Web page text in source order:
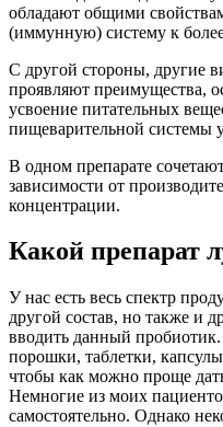
обладают общими
(иммунную) систему к
С другой стороны, другие
проявляют преимущества,
усвоение питательных
пищеварительной системы
В одном препарате
зависимости от
концентрации.
Какой препарат
У нас есть весь спектр
другой состав, но также и
вводить данный
порошки, таблетки,
чтобы как можно проще
Немногие из моих
самостоятельно. Однако